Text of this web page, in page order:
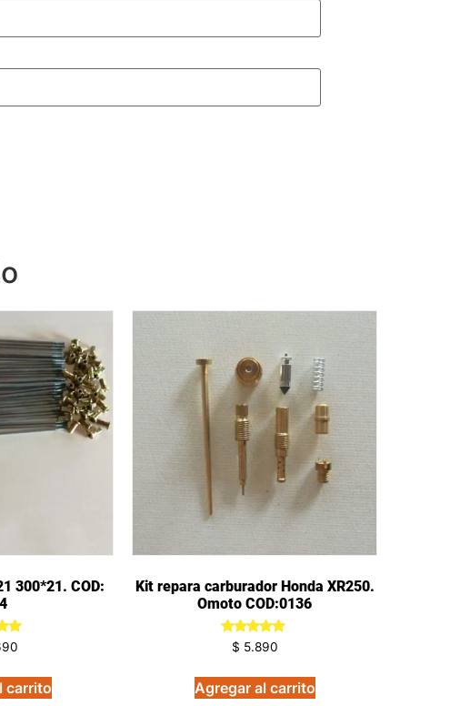
300*21. COD:
carrito
Kit repara carburador Honda XR250.
Omoto COD:0136
Valorado
en
de 5
$ 5.890
Agregar al carrito